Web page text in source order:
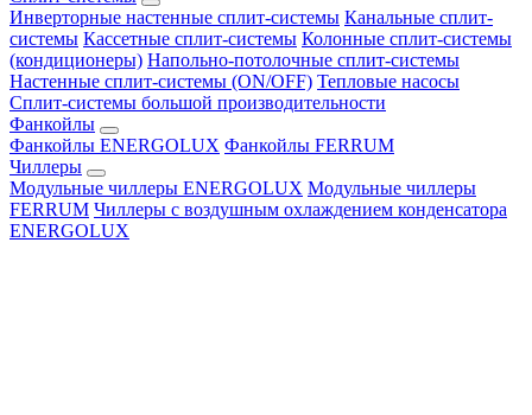
Инверторные настенные сплит-системы Канальные сплит-
системы Кассетные сплит-системы Колонные сплит-системы
(кондиционеры) Напольно-потолочные сплит-системы
Настенные сплит-системы (ON/OFF) Тепловые насосы
Сплит-системы большой производительности
Фанкойлы
Фанкойлы ENERGOLUX Фанкойлы FERRUM
Чиллеры
Модульные чиллеры ENERGOLUX Модульные чиллеры
FERRUM Чиллеры с воздушным охлаждением конденсатора
ENERGOLUX